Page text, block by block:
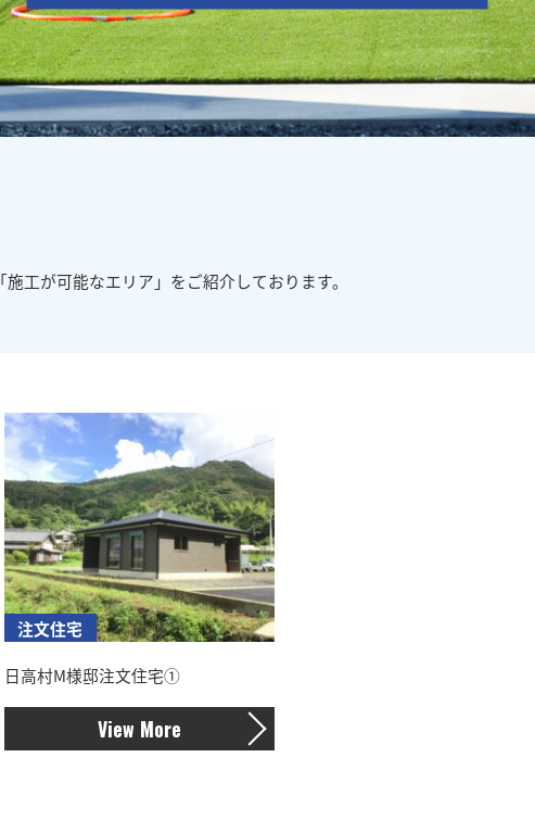
「施工が可能なエリア」をご紹介しております。
注文住宅
日高村M様邸注文住宅➀
View More